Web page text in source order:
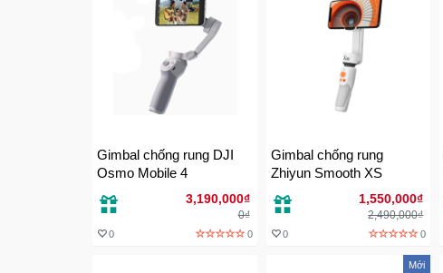
Gimbal chống rung DJI
Osmo Mobile 4
3,190,000₫
0₫
0 0
Gimbal chống rung
Zhiyun Smooth XS
1,550,000₫
2,490,000₫
0 0
Mới